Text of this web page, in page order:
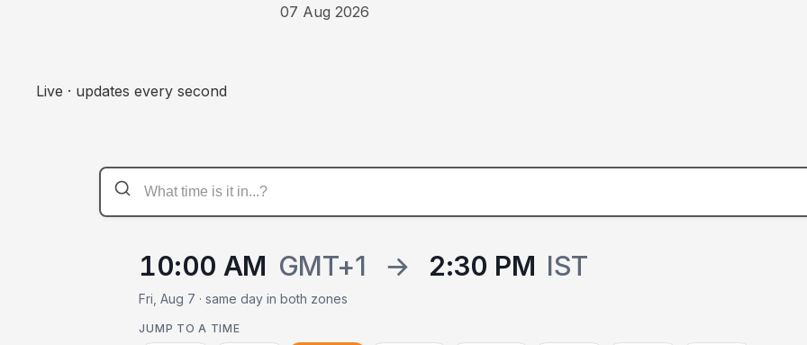
07 Aug 2026
Live · updates every second
10:00 AM GMT+1 → 2:30 PM IST
Fri, Aug 7 · same day in both zones
JUMP TO A TIME